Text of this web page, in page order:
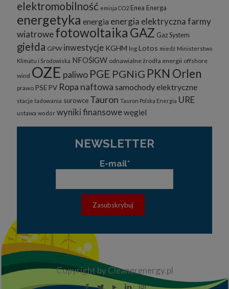
elektromobilność emisja CO2 Enea Energa
energetyka energia energia elektrycznafarmy
wiatrowefotowoltaika GAZ Gaz System
giełda GPW inwestycje KGHM lng Lotos miedź Ministerstwo
Klimatu i Środowiska NFOŚiGW odnawialne żrodła energii offshore
wind OZE paliwo PGE PGNiG PKN Orlen
prawo PSE PV Ropa naftowa samochody elektryczne
stacje ładowania surowce Tauron Tauron Polska Energia URE
ustawa wodór wyniki finansowewęgiel
NEWSLETTER
E-mail*
Copyright by Cleanerenergy.pl